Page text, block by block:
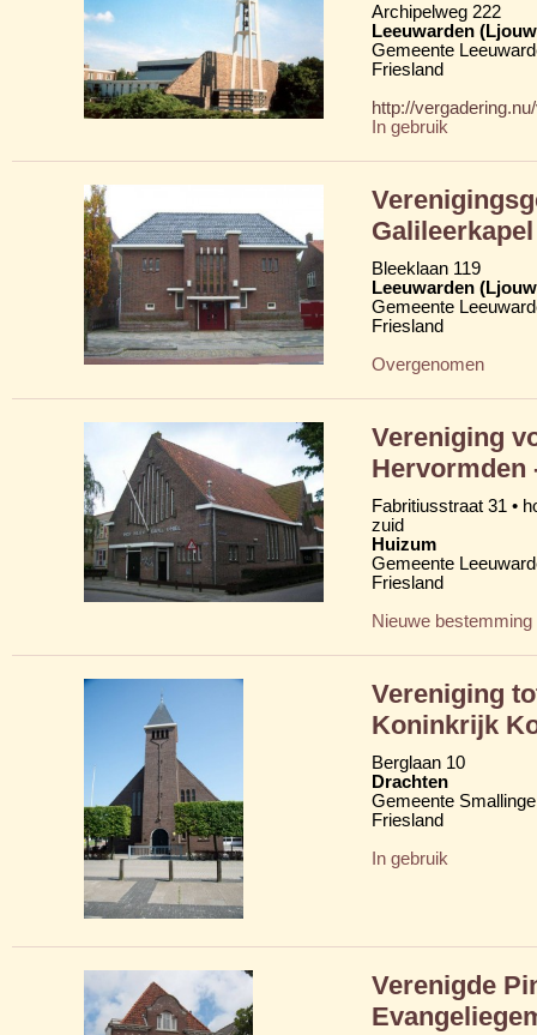
Archipelweg 222
Leeuwarden
Gemeente
Friesland
http://
In gebruik
Galileerkapel
Bleeklaan 119
Leeuwarden
Gemeente
Friesland
Overgenomen
Vereniging
Hervormden
Fabritiusstraat 31 •
zuid
Huizum
Gemeente
Friesland
Nieuwe bestemming
Vereniging
Koninkrijk
Berglaan 10
Drachten
Gemeente
Friesland
In gebruik
Verenigde